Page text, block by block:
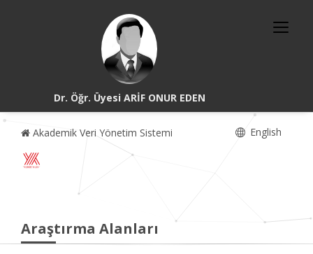
Dr. Öğr. Üyesi ARİF ONUR EDEN
Akademik Veri Yönetim Sistemi English
Araştırma Alanları